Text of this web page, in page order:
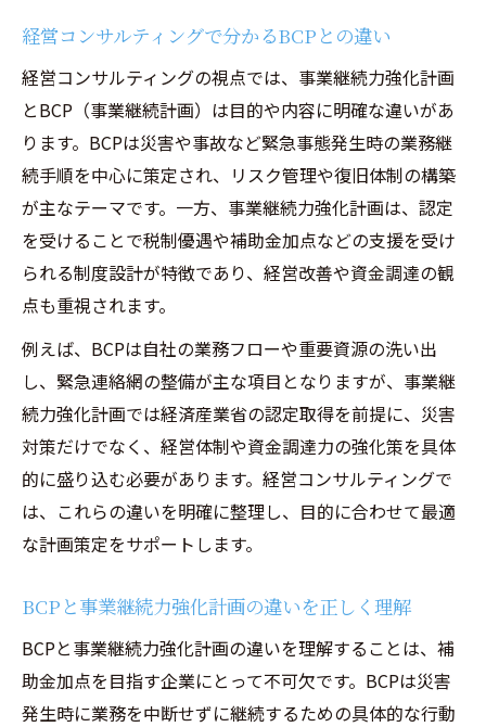
経営コンサルティングで分かるBCPとの違い
経営コンサルティングの視点では、事業継続力強化計画
とBCP（事業継続計画）は目的や内容に明確な違いがあ
ります。BCPは災害や事故など緊急事態発生時の業務継
続手順を中心に策定され、リスク管理や復旧体制の構築
が主なテーマです。一方、事業継続力強化計画は、認定
を受けることで税制優遇や補助金加点などの支援を受け
られる制度設計が特徴であり、経営改善や資金調達の観
点も重視されます。
例えば、BCPは自社の業務フローや重要資源の洗い出
し、緊急連絡網の整備が主な項目となりますが、事業継
続力強化計画では経済産業省の認定取得を前提に、災害
対策だけでなく、経営体制や資金調達力の強化策を具体
的に盛り込む必要があります。経営コンサルティングで
は、これらの違いを明確に整理し、目的に合わせて最適
な計画策定をサポートします。
BCPと事業継続力強化計画の違いを正しく理解
BCPと事業継続力強化計画の違いを理解することは、補
助金加点を目指す企業にとって不可欠です。BCPは災害
発生時に業務を中断せずに継続するための具体的な行動